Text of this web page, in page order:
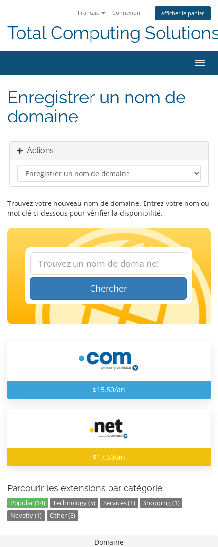
Français Connexion Afficher le panier
Total Computing
la
Enregistrer un nom de
domaine
Actions
Trouvez votre nouveau nom de domaine. Entrez votre nom ou
mot clé ci-dessous pour vérifier la disponibilité.
Chercher
$15.50/an
$17.50/an
Parcourir les extensions par catégorie
Popular (14) Technology (5) Services (1)
Shopping (1)
Novelty (1)
Other (8)
Domaine